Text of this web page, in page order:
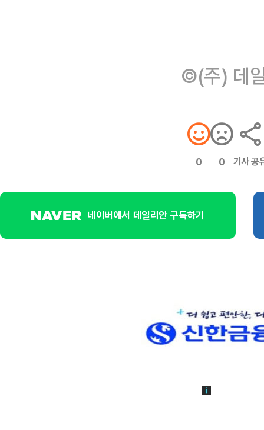
©(주) 데
0 0 기사 공
네이버에서 데일리안 구독하기